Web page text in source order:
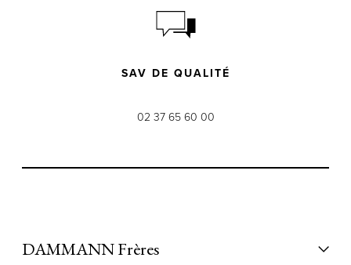
SAV DE QUALITÉ
02 37 65 60 00
DAMMANN Frères